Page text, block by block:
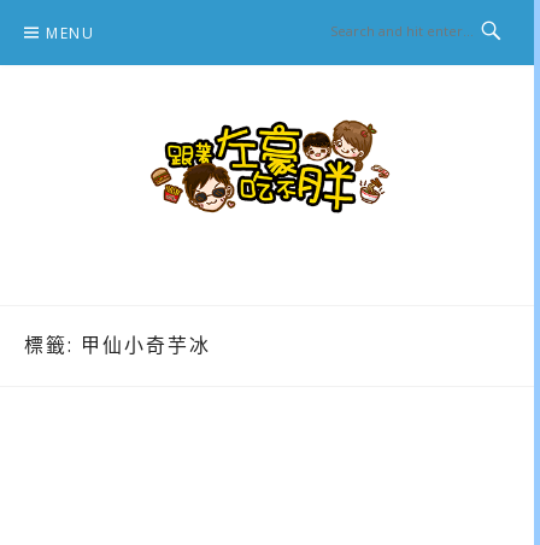
content
MENU
標籤: 甲仙小奇芋冰